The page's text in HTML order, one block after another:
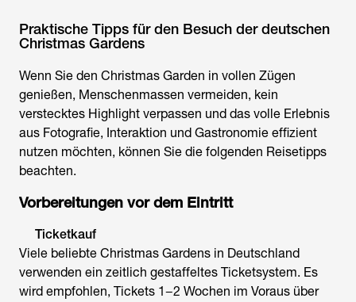
Praktische Tipps für den Besuch der deutschen
Christmas Gardens
Wenn Sie den Christmas Garden in vollen Zügen
genießen, Menschenmassen vermeiden, kein
verstecktes Highlight verpassen und das volle Erlebnis
aus Fotografie, Interaktion und Gastronomie effizient
nutzen möchten, können Sie die folgenden Reisetipps
beachten.
Vorbereitungen vor dem Eintritt
Ticketkauf
Viele beliebte Christmas Gardens in Deutschland
verwenden ein zeitlich gestaffeltes Ticketsystem. Es
wird empfohlen, Tickets 1−2 Wochen im Voraus über